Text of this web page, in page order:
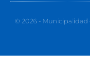
© 2026 - Municipalidad